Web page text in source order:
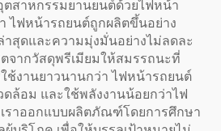
ตสาหกรรมยานยนต์ด้วยไฟหน้า
ไฟหน้ารถยนต์ถูกผลิตขึ้นอย่าง
สุดและความมุ่งมั่นอย่างไม่ลดละ
ากวัสดุพรีเมียมให้สมรรถนะที่
ช้งานยาวนานกว่า ไฟหน้ารถยนต์
ดล้อม และใช้พลังงานน้อยกว่าไฟ
เราออกแบบผลิตภัณฑ์โดยการศึกษา